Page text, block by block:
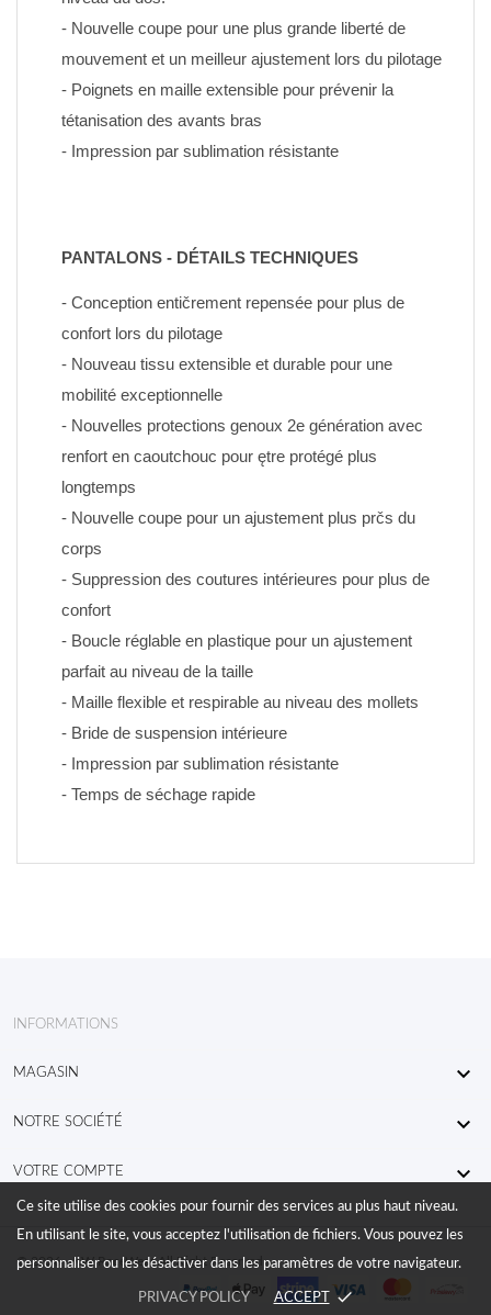
- Nouvelle coupe pour une plus grande liberté de
mouvement et un meilleur ajustement lors du pilotage
- Poignets en maille extensible pour prévenir la
tétanisation des avants bras
- Impression par sublimation résistante
PANTALONS - DÉTAILS TECHNIQUES
- Conception entičrement repensée pour plus de
confort lors du pilotage
- Nouveau tissu extensible et durable pour une
mobilité exceptionnelle
- Nouvelles protections genoux 2e génération avec
renfort en caoutchouc pour ętre protégé plus
longtemps
- Nouvelle coupe pour un ajustement plus prčs du
corps
- Suppression des coutures intérieures pour plus de
confort
- Boucle réglable en plastique pour un ajustement
parfait au niveau de la taille
- Maille flexible et respirable au niveau des mollets
- Bride de suspension intérieure
- Impression par sublimation résistante
- Temps de séchage rapide
INFORMATIONS
MAGASIN 
NOTRE SOCIÉTÉ 
VOTRE COMPTE 
Ce site utilise des cookies pour fournir des services au plus haut niveau.
En utilisant le site, vous acceptez l'utilisation de fichiers. Vous pouvez les
personnaliser ou les désactiver dans les paramètres de votre navigateur.
PRIVACY POLICY ACCEPT done
© 2026 - KW RaceWear All Right Reserved